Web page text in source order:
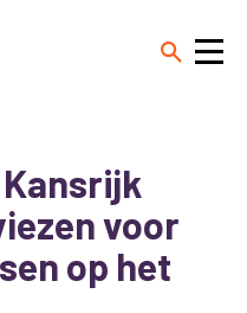
voor
op het